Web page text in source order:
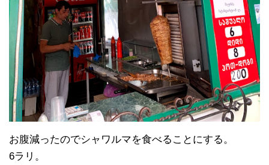
お腹減ったのでシャワルマを食べることにする。
6ラリ。